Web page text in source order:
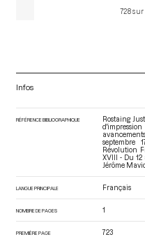
728 sur
Infos
RÉFÉRENCE BIBLIOGRAPHIQUE
Rostaing
septembre
Révolution
XVIII - Du 12
Jérôme
LANGUE PRINCIPALE Français
NOMBRE DE PAGES 1
PREMIÈRE PAGE 723